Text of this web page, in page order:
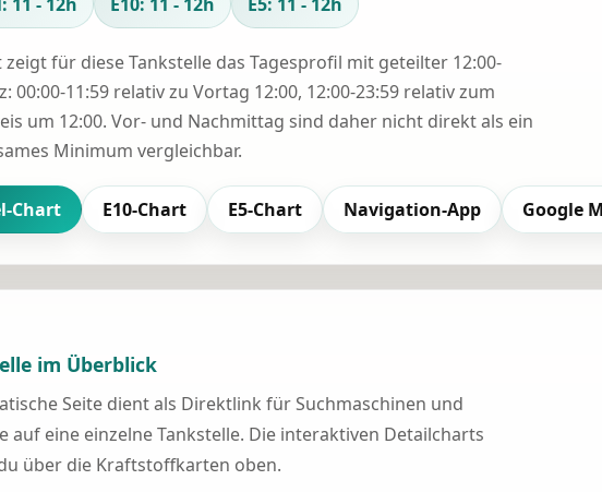
zeigt für diese Tankstelle das Tagesprofil mit geteilter 12:00-
00:00-11:59 relativ zu Vortag 12:00, 12:00-23:59 relativ zum
um 12:00. Vor- und Nachmittag sind daher nicht direkt als ein
Minimum vergleichbar.
Chart E10-Chart E5-Chart Navigation-App Google
im Überblick
Seite dient als Direktlink für Suchmaschinen und
auf eine einzelne Tankstelle. Die interaktiven Detailcharts
über die Kraftstoffkarten oben.